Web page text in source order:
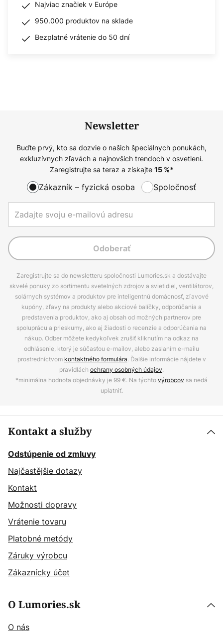
Najviac značiek v Európe
950.000 produktov na sklade
Bezplatné vrátenie do 50 dní
Newsletter
Buďte prvý, kto sa dozvie o našich špeciálnych ponukách,
exkluzívnych zľavách a najnovších trendoch v osvetlení.
Zaregistrujte sa teraz a získajte 15%*
Zákazník – fyzická osoba Spoločnosť
Odoberať
Zaregistrujte sa do newsletteru spoločnosti Lumories.sk a dostávajte
skvelé ponuky zo sortimentu svetelných zdrojov a svietidiel, ventilátorov,
solárnych systémov a produktov pre inteligentnú domácnosť, zľavové
kupóny, zľavy na produkty alebo akciové balíčky, odporúčania a
predstavenia produktov, ako aj obsah od možných partnerov pre
spoluprácu a prieskumy, ako aj žiadosti o recenzie a odporúčania na
nákup. Odber môžete kedykoľvek zrušiť kliknutím na odkaz na
odhlásenie, ktorý je súčasťou e-mailov, alebo zaslaním e-mailu
prostredníctvom kontaktného formulára. Ďalšie informácie nájdete v
pravidlách ochrany osobných údajov.
*minimálna hodnota objednávky je 99 €. Na týchtovýrobcov sa nedá
uplatniť.
Kontakt a služby
Odstúpenie od zmluvy
Najčastějšie dotazy
Kontakt
Možnosti dopravy
Vrátenie tovaru
Platobné metódy
Záruky výrobcu
Zákaznícky účet
O Lumories.sk
O nás